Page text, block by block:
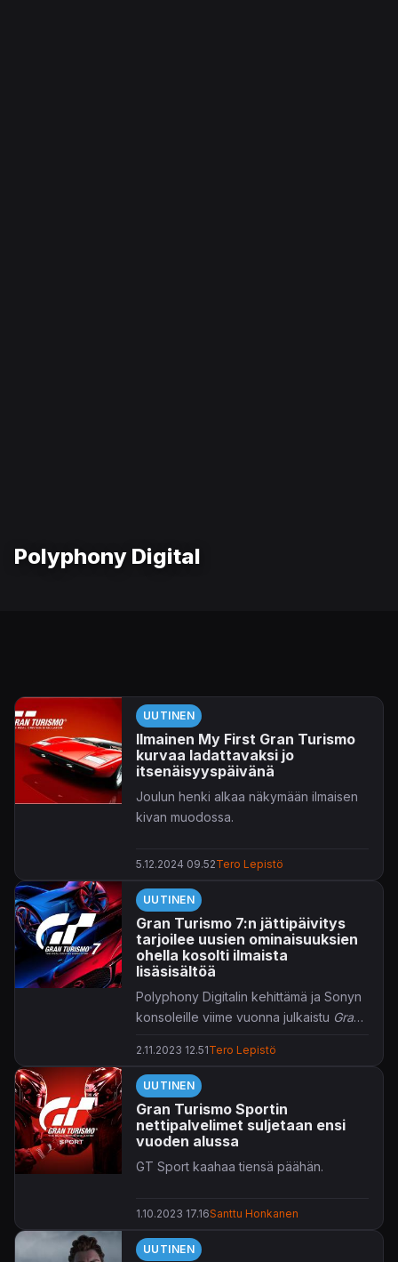
Polyphony Digital
UUTINEN
Ilmainen My First Gran Turismo
kurvaa ladattavaksi jo
itsenäisyyspäivänä
Joulun henki alkaa näkymään ilmaisen
kivan muodossa.
5.12.2024 09.52Tero Lepistö
UUTINEN
Gran Turismo 7:n jättipäivitys
tarjoilee uusien ominaisuuksien
ohella kosolti ilmaista
lisäsisältöä
Polyphony Digitalin kehittämä ja Sonyn
konsoleille viime vuonna julkaistu Gran
mittavimman päivityksensä.
2.11.2023 12.51Tero Lepistö
UUTINEN
Gran Turismo Sportin
nettipalvelimet suljetaan ensi
vuoden alussa
GT Sport kaahaa tiensä päähän.
1.10.2023 17.16Santtu Honkanen
UUTINEN